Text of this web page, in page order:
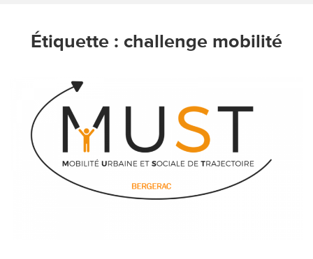
Étiquette : challenge mobilité